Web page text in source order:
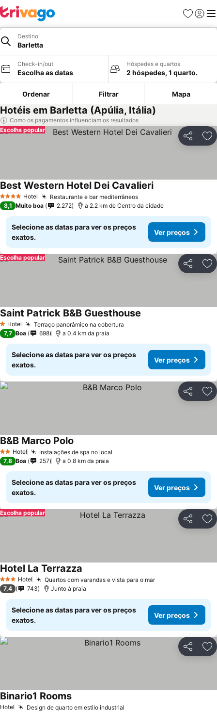
Favoritos
Iniciar
Destino
Barletta
Check-in/out
Escolha as datas
Hóspedes e quartos
2 hóspedes, 1 quarto.
Ordenar Filtrar Mapa
Hotéis em Barletta (Apúlia, Itália)
Como os pagamentos influenciam os resultados
Partilhar
Escolha popular
4 EstrelasHotel Restaurante e bar mediterrâneosVer preços
Best Western Hotel Dei CavalieriVer preços
8,1 Muito boa 2.272 a 2.2 km de Centro da cidade
Selecione as datas para ver os preços
exatos.
Ver preços
Partilhar
Escolha popular
1 Estrelas
Hotel Terraço panorâmico na cobertura
Saint Patrick B&B Guesthouse
7,7 Boa 698 a 0.4 km da praia
Selecione as datas para ver os preços
exatos.
Ver preços
Partilhar
2 Estrelas
Hotel Instalações de spa no local
B&B Marco Polo
7,8 Boa 257 a 0.8 km da praia
Selecione as datas para ver os preços
exatos.
Ver preços
Partilhar
Escolha popular
3 EstrelasHotel Quartos com varandas e vista para o marVer preços
Hotel La Terrazza
7,4 743 Junto à praia
Selecione as datas para ver os preços
exatos.
Ver preços
Partilhar
Hotel Design de quarto em estilo industrial
Binario1 RoomsVer preços